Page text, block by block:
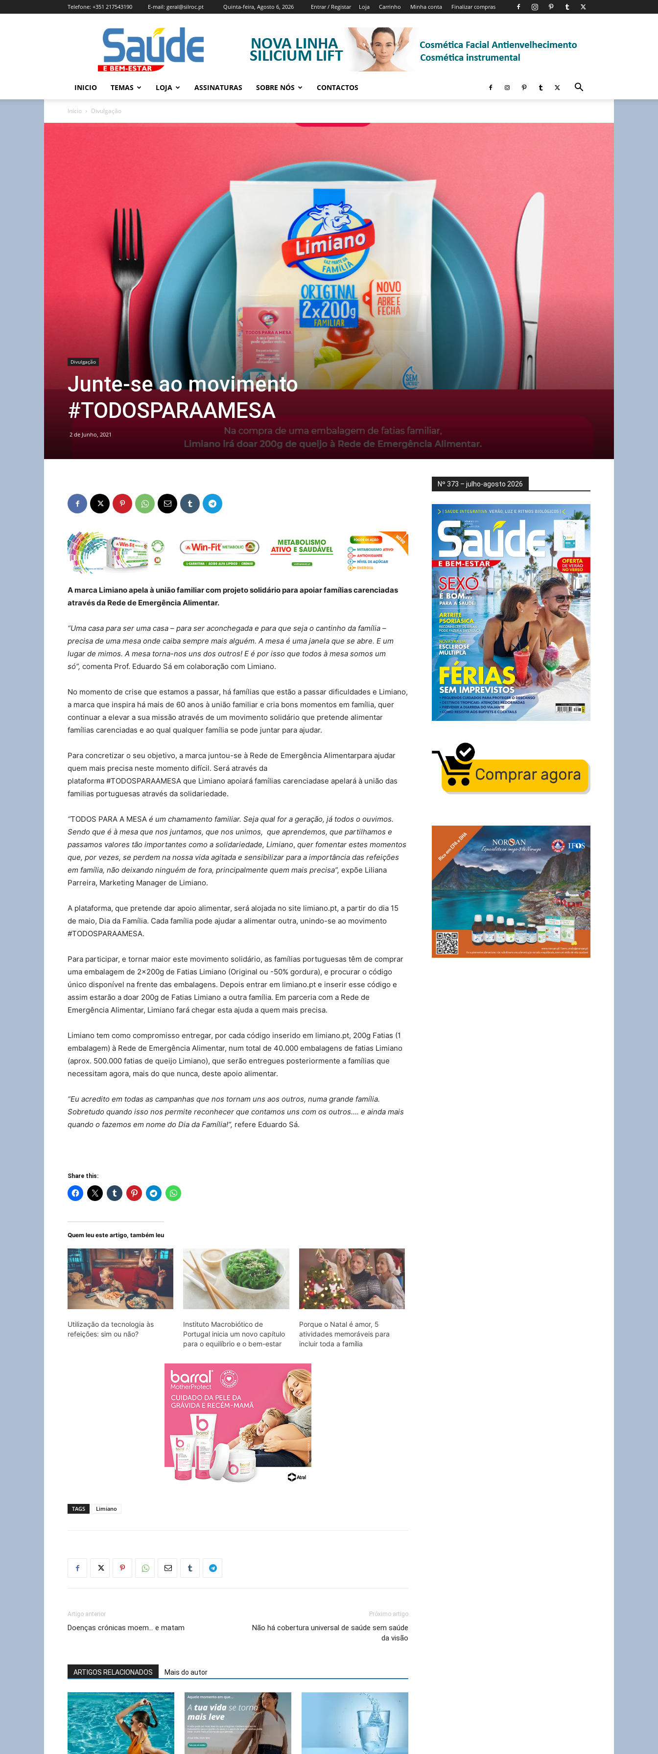
Quinta-feira, Agosto 6, 2026 Entrar / Registar Loja Carrinho Minha conta Finalizar compras
Telefone: +351 217543190 E-mail: geral@silroc.pt
Revista
Saúde
e
Bem
Estar
Edição
INICIO TEMAS LOJA ASSINATURAS SOBRE NÓS CONTACTOS
Início Divulgação
Divulgação
Junte-se ao movimento
#TODOSPARAAMESA
2 de Junho, 2021
A marca Limiano apela à união familiar com projeto solidário para apoiar famílias carenciadas
através da Rede de Emergência Alimentar.
“Uma casa para ser uma casa – para ser aconchegada e para que seja o cantinho da família –
precisa de uma mesa onde caiba sempre mais alguém. A mesa é uma janela que se abre. E um
lugar de mimos. A mesa torna-nos uns dos outros! E é por isso que todos à mesa somos um
só”, comenta Prof. Eduardo Sá em colaboração com Limiano.
No momento de crise que estamos a passar, há famílias que estão a passar dificuldades e Limiano,
a marca que inspira há mais de 60 anos à união familiar e cria bons momentos em família, quer
continuar a elevar a sua missão através de um movimento solidário que pretende alimentar
famílias carenciadas e ao qual qualquer família se pode juntar para ajudar.
Para concretizar o seu objetivo, a marca juntou-se à Rede de Emergência Alimentarpara ajudar
quem mais precisa neste momento difícil. Será através da
plataforma #TODOSPARAAMESA que Limiano apoiará famílias carenciadase apelará à união das
familias portuguesas através da solidariedade.
“TODOS PARA A MESA é um chamamento familiar. Seja qual for a geração, já todos o ouvimos.
Sendo que é à mesa que nos juntamos, que nos unimos, que aprendemos, que partilhamos e
passamos valores tão importantes como a solidariedade, Limiano, quer fomentar estes momentos
que, por vezes, se perdem na nossa vida agitada e sensibilizar para a importância das refeições
em família, não deixando ninguém de fora, principalmente quem mais precisa”, expõe Liliana
Parreira, Marketing Manager de Limiano.
A plataforma, que pretende dar apoio alimentar, será alojada no site limiano.pt, a partir do dia 15
de maio, Dia da Família. Cada família pode ajudar a alimentar outra, unindo-se ao movimento
#TODOSPARAAMESA.
Para participar, e tornar maior este movimento solidário, as famílias portuguesas têm de comprar
uma embalagem de 2x200g de Fatias Limiano (Original ou -50% gordura), e procurar o código
único disponível na frente das embalagens. Depois entrar em limiano.pt e inserir esse código e
assim estarão a doar 200g de Fatias Limiano a outra família. Em parceria com a Rede de
Emergência Alimentar, Limiano fará chegar esta ajuda a quem mais precisa.
Limiano tem como compromisso entregar, por cada código inserido em limiano.pt, 200g Fatias (1
embalagem) à Rede de Emergência Alimentar, num total de 40.000 embalagens de fatias Limiano
(aprox. 500.000 fatias de queijo Limiano), que serão entregues posteriormente a famílias que
necessitam agora, mais do que nunca, deste apoio alimentar.
“Eu acredito em todas as campanhas que nos tornam uns aos outros, numa grande família.
Sobretudo quando isso nos permite reconhecer que contamos uns com os outros…. e ainda mais
quando o fazemos em nome do Dia da Família!“, refere Eduardo Sá.
Share this:
Quem leu este artigo, também leu
Utilização da tecnologia às
refeições: sim ou não?
Instituto Macrobiótico de
Portugal inicia um novo capítulo
para o equilíbrio e o bem-estar
Porque o Natal é amor, 5
atividades memoráveis para
incluir toda a família
TAGS Limiano
Artigo anterior
Doenças crónicas moem… e matam
Próximo artigo
Não há cobertura universal de saúde sem saúde
da visão
ARTIGOS RELACIONADOS Mais do autor
Nº 373 – julho-agosto 2026